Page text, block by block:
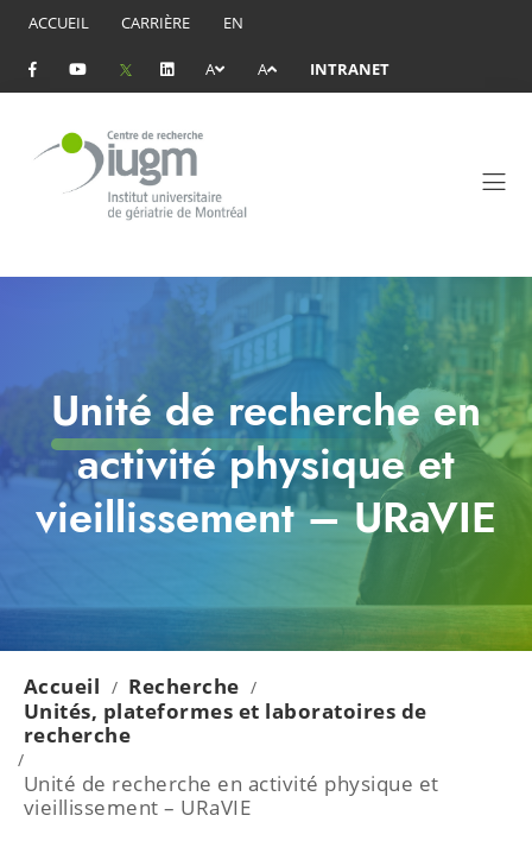
ACCUEIL CARRIÈRE EN
A A INTRANET
Unité de recherche en
activité physique et
vieillissement – URaVIE
Accueil / Recherche /
Unités, plateformes et laboratoires de
recherche
/
Unité de recherche en activité physique et
vieillissement – URaVIE